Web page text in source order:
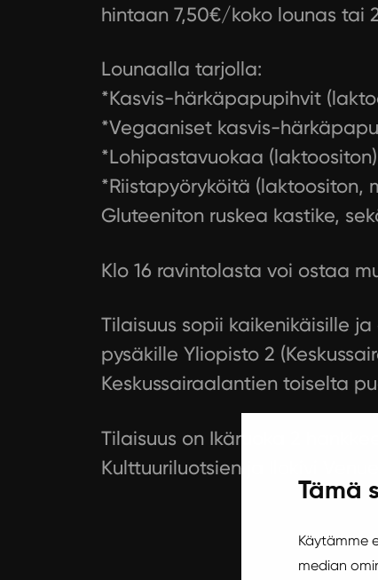
Tämä
Käytämme
median
hintaan 7,50€/koko lounas tai
Lounaalla tarjolla:
*Kasvis-härkäpapupihvit
*Vegaaniset kasvis-
*Lohipastavuokaa (laktoositon)
*Riistapyöryköitä (laktoositon,
Gluteeniton ruskea kastike,
Klo 16 ravintolasta voi ostaa
Tilaisuus sopii kaikenikäisille
pysäkille Yliopisto 2
Keskussairaalantien toiselta
Tilaisuus on Ikäruoka 2
Kulttuuriluotsien ja Ilokivi